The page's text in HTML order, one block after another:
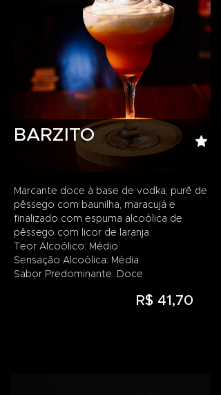
BARZITO
Marcante doce à base de vodka, purê de
pêssego com baunilha, maracujá e
finalizado com espuma alcoólica de
pêssego com licor de laranja.
Teor Alcoólico: Médio
Sensação Alcoólica: Média
Sabor Predominante: Doce
R$ 41,70